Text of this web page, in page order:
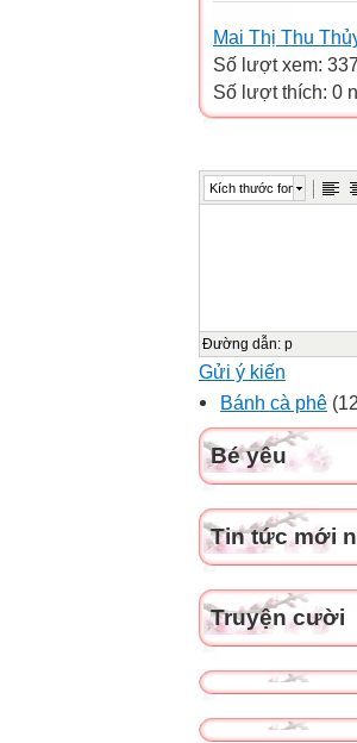
Mai Thị Thu
Số lượt xem:
Số lượt thích: 0
Kích thước font
Đường dẫn: p
Gửi ý kiến
Bánh cà phê
Bé yêu
Tin tức mới
Truyện cười